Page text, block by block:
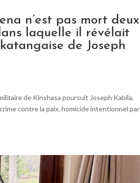
n’est pas mort deux
laquelle il révélait
de Joseph
de Kinshasa poursuit Joseph Kabila,
contre la paix, homicide intentionnel par